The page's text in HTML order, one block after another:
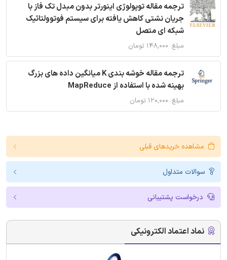
ترجمه مقاله توپولوژی اینورتر بدون مبدل تک فاز با
جریان نشتی کاهش یافته برای سیستم فوتوولتائیک
شبکه ای متصل
مبلغ: ۱۴۸,۰۰۰ تومان
ترجمه مقاله خوشه بندی K میانگین داده های بزرگ
بهینه شده با استفاده از MapReduce
مبلغ: ۱۲۰,۰۰۰ تومان
مشاهده خریدهای قبلی
سوالات متداول
درخواست پشتیبانی
نماد اعتماد الکترونیکی